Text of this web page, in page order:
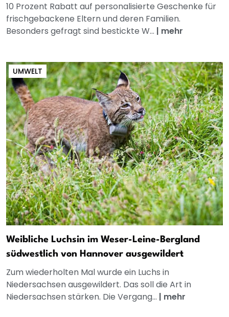
10 Prozent Rabatt auf personalisierte Geschenke für
frischgebackene Eltern und deren Familien.
Besonders gefragt sind bestickte W... | mehr
UMWELT
Weibliche Luchsin im Weser-Leine-Bergland
südwestlich von Hannover ausgewildert
Zum wiederholten Mal wurde ein Luchs in
Niedersachsen ausgewildert. Das soll die Art in
Niedersachsen stärken. Die Vergang... | mehr